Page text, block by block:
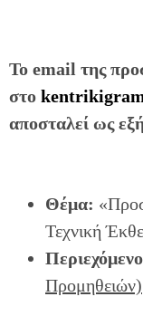
To email της
στο
αποσταλεί ως
Θέμα:
Τεχνική
Περιεχόμενο
Προμηθειών)